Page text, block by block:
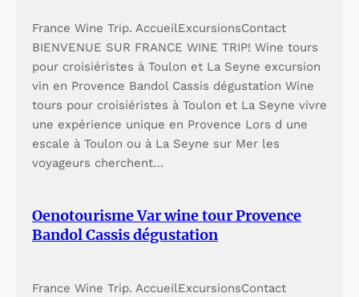
France Wine Trip. AccueilExcursionsContact
BIENVENUE SUR FRANCE WINE TRIP! Wine tours
pour croisiéristes à Toulon et La Seyne excursion
vin en Provence Bandol Cassis dégustation Wine
tours pour croisiéristes à Toulon et La Seyne vivre
une expérience unique en Provence Lors d une
escale à Toulon ou à La Seyne sur Mer les
voyageurs cherchent…
Oenotourisme Var wine tour Provence
Bandol Cassis dégustation
France Wine Trip. AccueilExcursionsContact